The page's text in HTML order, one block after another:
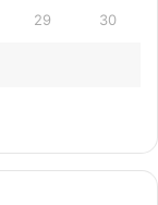
29 30